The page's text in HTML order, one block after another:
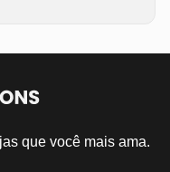
que você mais ama.